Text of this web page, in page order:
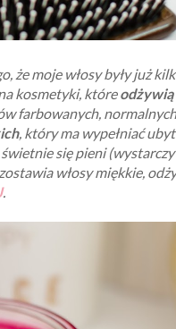
że moje włosy były już
kosmetyki, które
farbowanych,
, który ma wypełniać
się pieni
włosy miękkie,
.